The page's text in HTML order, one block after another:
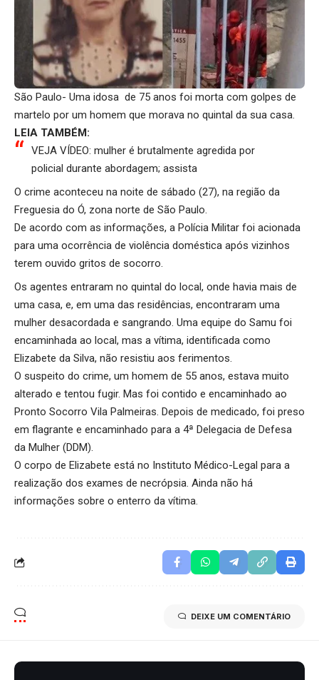
São Paulo- Uma idosa de 75 anos foi morta com golpes de
martelo por um homem que morava no quintal da sua casa.
LEIA TAMBÉM:
VEJA VÍDEO: mulher é brutalmente agredida por
policial durante abordagem; assista
O crime aconteceu na noite de sábado (27), na região da
Freguesia do Ó, zona norte de São Paulo.
De acordo com as informações, a Polícia Militar foi acionada
para uma ocorrência de violência doméstica após vizinhos
terem ouvido gritos de socorro.
Os agentes entraram no quintal do local, onde havia mais de
uma casa, e, em uma das residências, encontraram uma
mulher desacordada e sangrando. Uma equipe do Samu foi
encaminhada ao local, mas a vítima, identificada como
Elizabete da Silva, não resistiu aos ferimentos.
O suspeito do crime, um homem de 55 anos, estava muito
alterado e tentou fugir. Mas foi contido e encaminhado ao
Pronto Socorro Vila Palmeiras. Depois de medicado, foi preso
em flagrante e encaminhado para a 4ª Delegacia de Defesa
da Mulher (DDM).
O corpo de Elizabete está no Instituto Médico-Legal para a
realização dos exames de necrópsia. Ainda não há
informações sobre o enterro da vítima.
DEIXE UM COMENTÁRIO